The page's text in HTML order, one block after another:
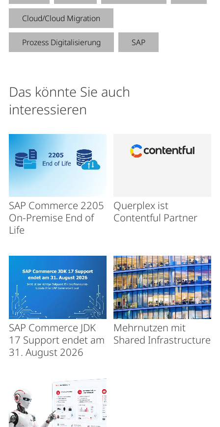
Cloud/Cloud Migration
Prozess Digitalisierung SAP
Das könnte Sie auch
interessieren
SAP Commerce 2205
On-Premise End of
Life
Querplex ist
Contentful Partner
SAP Commerce JDK
17 Support endet am
31. August 2026
Mehrnutzen mit
Shared Infrastructure